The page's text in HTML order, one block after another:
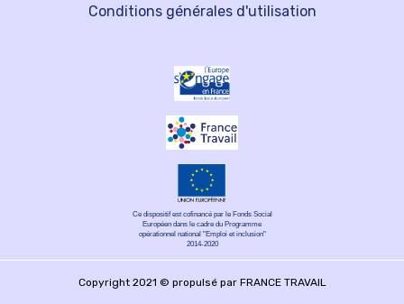
Conditions générales d'utilisation
Ce dispositif est cofinancé par le Fonds Social
Européen dans le cadre du Programme
opérationnel national "Emploi et inclusion"
2014-2020
Copyright 2021 © propulsé par FRANCE TRAVAIL